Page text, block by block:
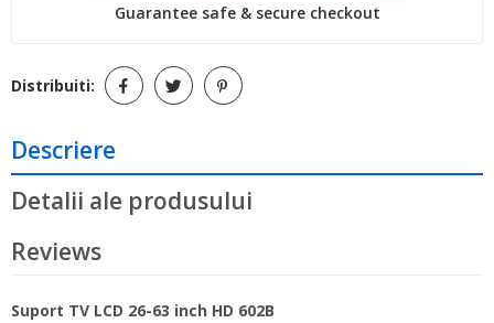
Guarantee safe & secure checkout
Distribuiti:
Descriere
Detalii ale produsului
Reviews
Suport TV LCD 26-63 inch HD 602B